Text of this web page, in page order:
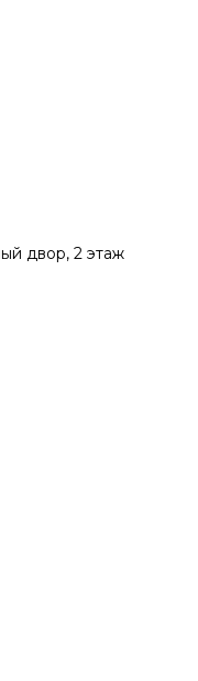
двор, 2 этаж